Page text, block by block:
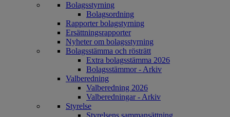
Bolagsstyrning
Bolagsordning
Rapporter bolagstyrning
Ersättningsrapporter
Nyheter om bolagsstyrning
Bolagsstämma och rösträtt
Extra bolagsstämma 2026
Bolagsstämmor - Arkiv
Valberedning
Valberedning 2026
Valberedningar - Arkiv
Styrelse
Styrelsens sammansättning